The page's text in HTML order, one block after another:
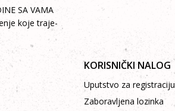
SA VAMA
koje traje-
KORISNIČKI NALOG
Uputstvo za registraciju
Zaboravljena lozinka